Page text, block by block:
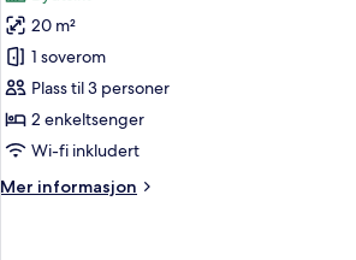
av
City
Twin
Panorama
Room
20 m²
1 soverom
Plass til 3 personer
2 enkeltsenger
Wi-fi inkludert
Mer informasjon
Mer